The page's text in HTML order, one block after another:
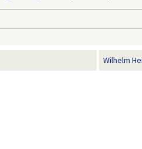
Wilhelm